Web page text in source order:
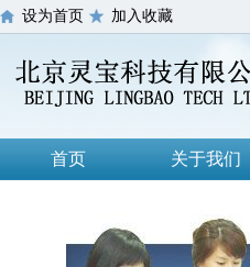
设为首页 加入收藏
首页 关于我们